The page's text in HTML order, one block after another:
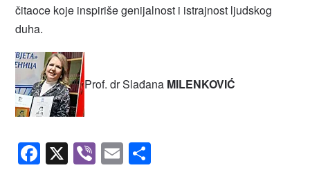
čitaoce koje inspiriše genijalnost i istrajnost ljudskog
duha.
Prof. dr Slađana MILENKOVIĆ
Facebook
X Viber
Email